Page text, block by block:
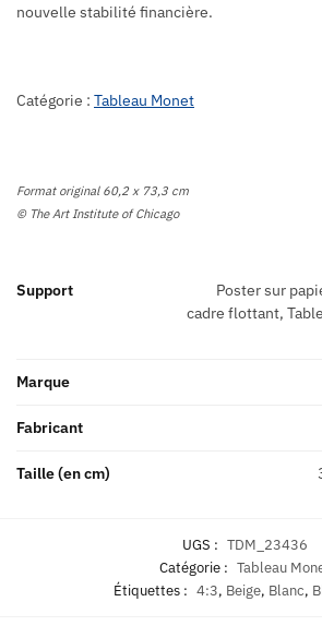
nouvelle stabilité financière.
Catégorie : Tableau Monet
Format original 60,2 x 73,3 cm
© The Art Institute of Chicago
Support
Poster sur
cadre flottant,
Marque
Fabricant
Taille (en cm)
UGS : TDM_23436
Catégorie : Tableau
Étiquettes : 4:3, Beige, Blanc,